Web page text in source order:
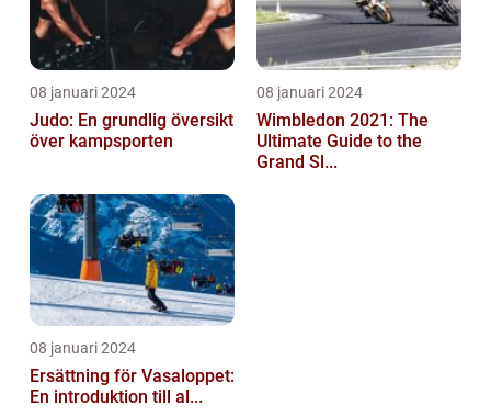
08 januari 2024
Judo: En grundlig översikt
över kampsporten
08 januari 2024
Wimbledon 2021: The
Ultimate Guide to the
Grand Sl...
08 januari 2024
Ersättning för Vasaloppet:
En introduktion till al...